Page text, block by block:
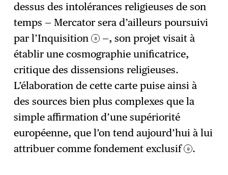
dessus des intolérances religieuses de son
temps — Mercator sera d’ailleurs poursuivi
par l’Inquisition 8
—, son projet visait à
établir une cosmographie unificatrice,
critique des dissensions religieuses.
L’élaboration de cette carte puise ainsi à
des sources bien plus complexes que la
simple affirmation d’une supériorité
européenne, que l’on tend aujourd’hui à lui
attribuer comme fondement exclusif 9 .